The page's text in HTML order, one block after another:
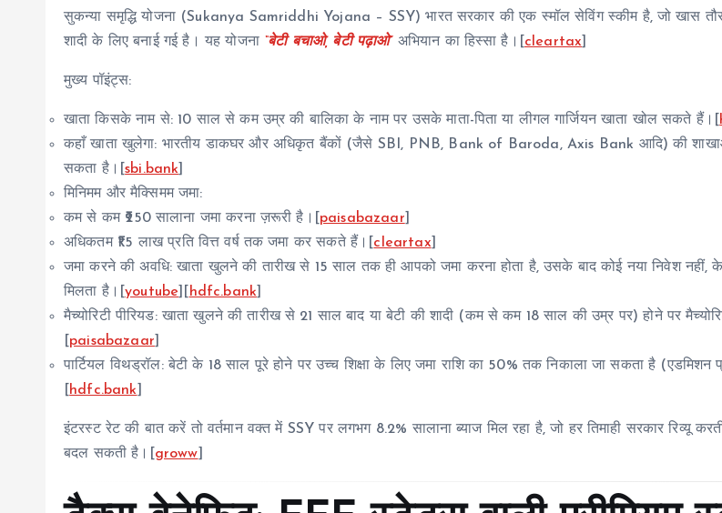
सुकन्या समृद्धि योजना (Sukanya Samriddhi Yojana – SSY) भारत सरकार की एक स्मॉल सेविंग स्कीम है, जो खास तौर
शादी के लिए बनाई गई है। यह योजना “बेटी बचाओ, बेटी पढ़ाओ”अभियान का हिस्सा है।[ cleartax
मुख्य पॉइंट्स:
खाता किसके नाम से: 10 साल से कम उम्र की बालिका के नाम पर उसके माता-पिता या लीगल गार्जियन खाता खोल सकते हैं।[
कहाँ खाता खुलेगा: भारतीय डाकघर और अधिकृत बैंकों (जैसे SBI, PNB, Bank of Baroda, Axis Bank आदि) की
सकता है।[sbi.bank
मिनिमम और मैक्सिमम जमा:
कम से कम ₹250 सालाना जमा करना ज़रूरी है।[ paisabazaar
अधिकतम ₹1.5 लाख प्रति वित्त वर्ष तक जमा कर सकते हैं।[ cleartax
जमा करने की अवधि: खाता खुलने की तारीख से 15 साल तक ही आपको जमा करना होता है, उसके बाद कोई नया निवेश नहीं,
मिलता है।[youtube hdfc.bank
मैच्योरिटी पीरियड: खाता खुलने की तारीख से 21 साल बाद या बेटी की शादी (कम से कम 18 साल की उम्र पर) होने पर
paisabazaar
पार्टियल विथड्रॉल: बेटी के 18 साल पूरे होने पर उच्च शिक्षा के लिए जमा राशि का 50% तक निकाला जा सकता है
hdfc.bank
इंटरस्ट रेट की बात करें तो वर्तमान वक्त में SSY पर लगभग 8.2% सालाना ब्याज मिल रहा है, जो हर तिमाही सरकार रिव्यू
बदल सकती है।[ groww